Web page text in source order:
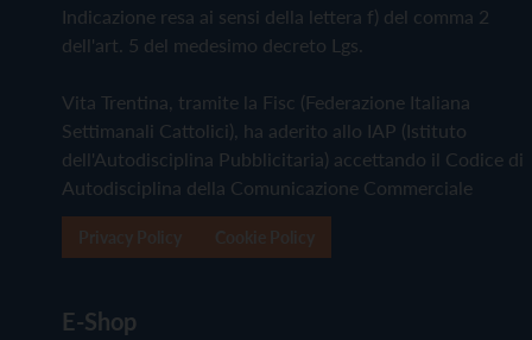
Indicazione resa ai sensi della lettera f) del comma 2
dell'art. 5 del medesimo decreto Lgs.
Vita Trentina, tramite la Fisc (Federazione Italiana
Settimanali Cattolici), ha aderito allo IAP (Istituto
dell'Autodisciplina Pubblicitaria) accettando il Codice di
Autodisciplina della Comunicazione Commerciale
E-Shop